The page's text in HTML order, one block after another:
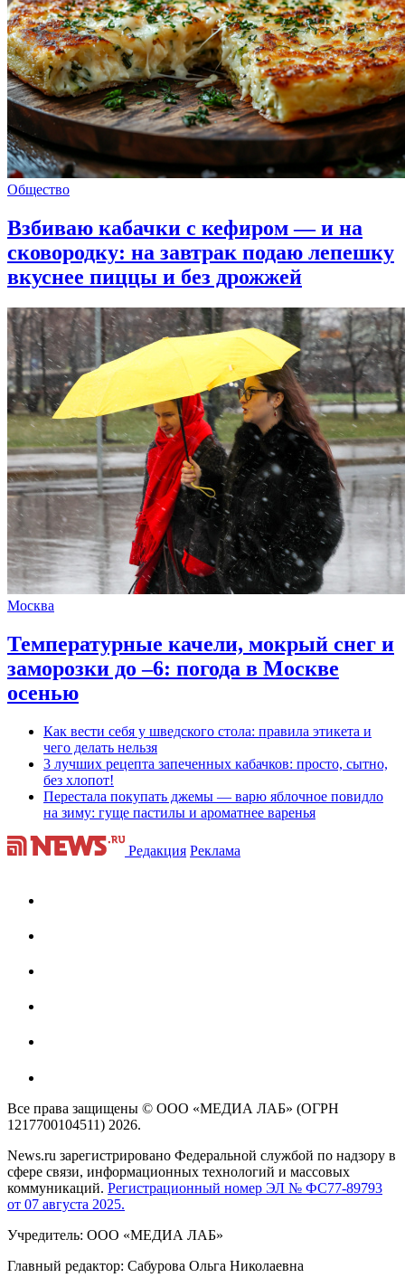
Общество
Взбиваю кабачки с кефиром — и на
сковородку: на завтрак подаю лепешку
вкуснее пиццы и без дрожжей
Москва
Температурные качели, мокрый снег и
заморозки до –6: погода в Москве
осенью
Как вести себя у шведского стола: правила этикета и
чего делать нельзя
3 лучших рецепта запеченных кабачков: просто, сытно,
без хлопот!
Перестала покупать джемы — варю яблочное повидло
на зиму: гуще пастилы и ароматнее варенья
Редакция Реклама
Все права защищены © ООО «МЕДИА ЛАБ» (ОГРН
1217700104511) 2026.
News.ru зарегистрировано Федеральной службой по надзору в
сфере связи, информационных технологий и массовых
коммуникаций. Регистрационный номер ЭЛ № ФС77-89793
от 07 августа 2025.
Учредитель: ООО «МЕДИА ЛАБ»
Главный редактор: Сабурова Ольга Николаевна